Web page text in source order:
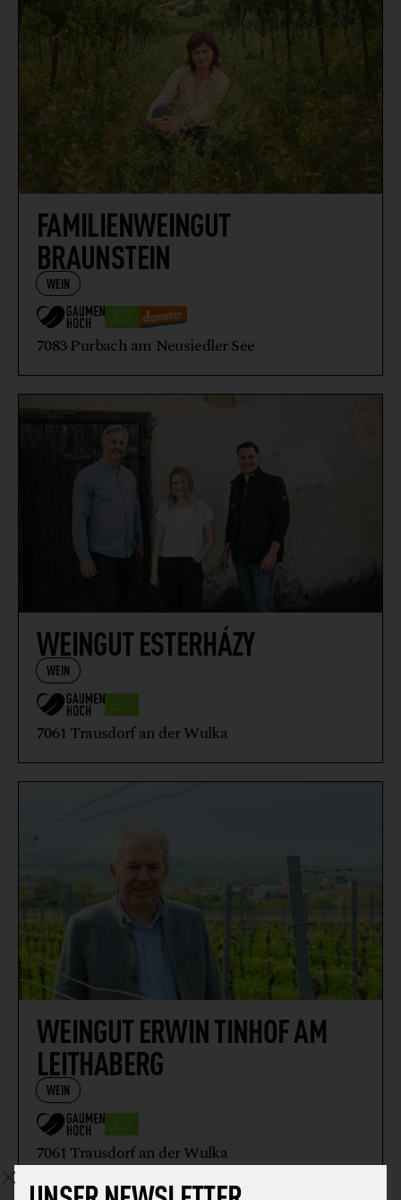
FAMILIENWEINGUT
BRAUNSTEIN
WEIN
7083 Purbach am Neusiedler See
WEINGUT ESTERHÁZY
WEIN
7061 Trausdorf an der Wulka
WEINGUT ERWIN TINHOF AM
LEITHABERG
WEIN
7061 Trausdorf an der Wulka